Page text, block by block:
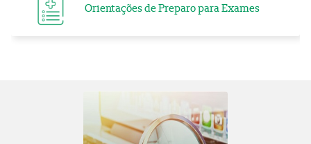
Orientações de Preparo para Exames